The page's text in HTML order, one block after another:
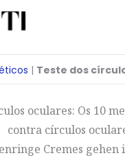
| Teste dos
oculares: Os 10
contra círculos
Cremes gehen